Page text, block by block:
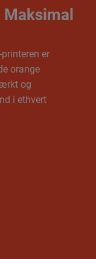
er
orange
og
i ethvert